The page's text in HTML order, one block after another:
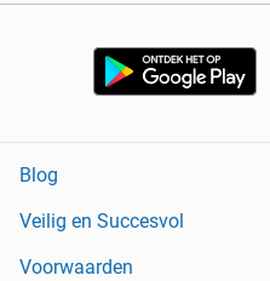
Blog
Veilig en Succesvol
Voorwaarden